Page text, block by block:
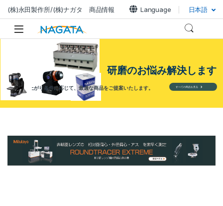
(株)永田製作所/(株)ナガタ 商品情報 Language 日本語
すべての商品を見る
材料や仕上がり条件に応じて、最適な商品をご提案いたします。
研磨のお悩み解決します